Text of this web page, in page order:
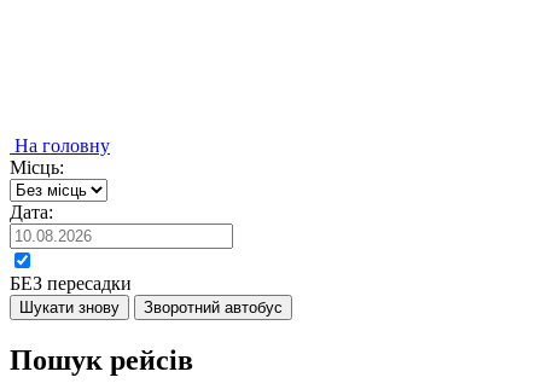
На головну
Місць:
Дата:
БЕЗ пересадки
Шукати знову Зворотний автобус
Пошук рейсів